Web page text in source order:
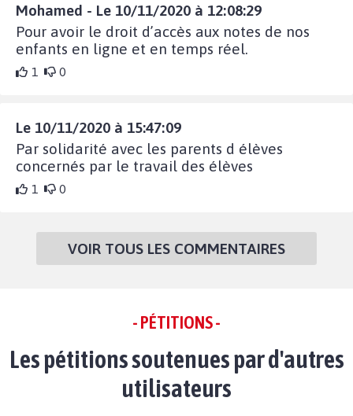
Mohamed - Le 10/11/2020 à 12:08:29
Pour avoir le droit d’accès aux notes de nos
enfants en ligne et en temps réel.
1 0
Le 10/11/2020 à 15:47:09
Par solidarité avec les parents d élèves
concernés par le travail des élèves
1 0
VOIR TOUS LES COMMENTAIRES
- PÉTITIONS -
Les pétitions soutenues par d'autres
utilisateurs